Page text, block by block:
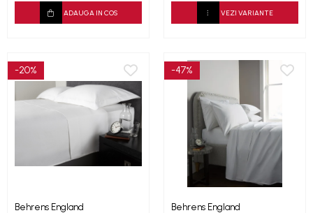
ADAUGA IN COS VEZI VARIANTE
-20%
Behrens England
-47%
Behrens England